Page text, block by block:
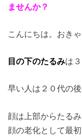
ませんか？
こんにちは。おき
目の下のたるみは
早い人は２０代の
顔は上部からたる
顔の老化として最